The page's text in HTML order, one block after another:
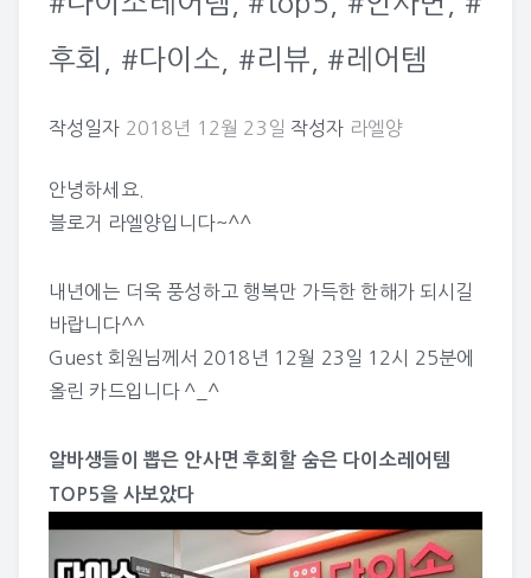
후회, #다이소, #리뷰, #레어템
작성일자 2018년 12월 23일 작성자 라엘양
안녕하세요.
블로거 라엘양입니다~^^
내년에는 더욱 풍성하고 행복만 가득한 한해가 되시길
바랍니다^^
Guest 회원님께서 2018년 12월 23일 12시 25분에
올린 카드입니다 ^_^
알바생들이 뽑은 안사면 후회할 숨은 다이소레어템
TOP5을 사보았다